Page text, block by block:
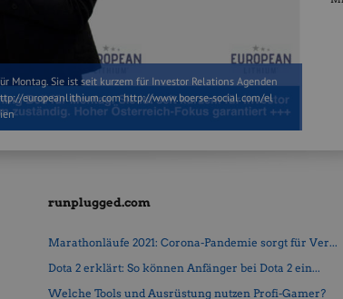
Sie ist seit kurzem für Investor Relations Agenden
europeanlithium.com http://www.boerse-social.com/el
runplugged.com
Marathonläufe 2021: Corona-Pandemie sorgt für Ver...
Dota 2 erklärt: So können Anfänger bei Dota 2 ein...
Welche Tools und Ausrüstung nutzen Profi-Gamer?